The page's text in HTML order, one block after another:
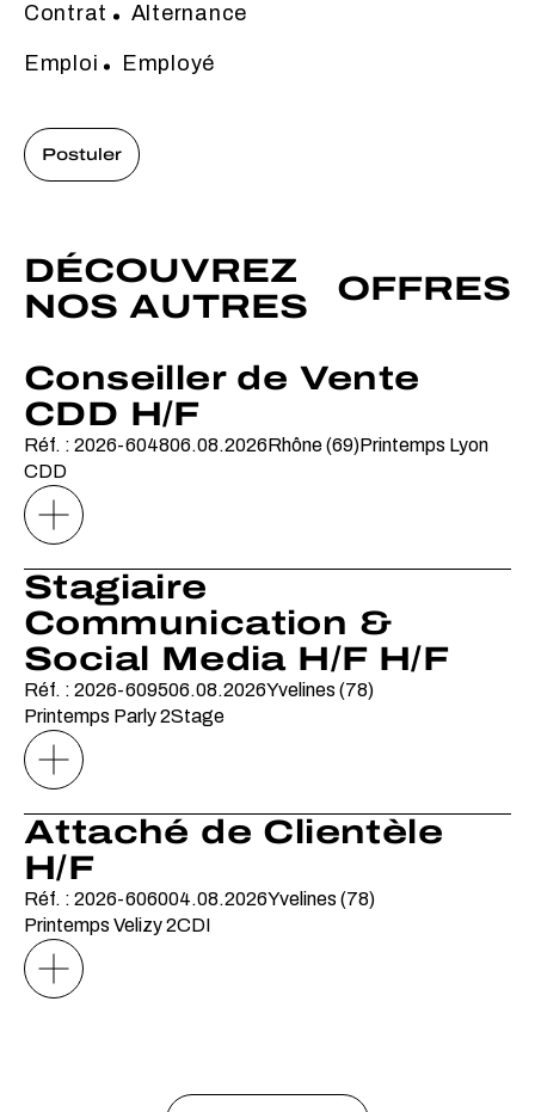
Contrat Alternance
Emploi Employé
Postuler
DÉCOUVREZ
NOS AUTRES
OFFRES
Conseiller de Vente
CDD H/F
Réf. : 2026-604806.08.2026Rhône (69)Printemps Lyon
CDD
Stagiaire
Communication &
Social Media H/F H/F
Réf. : 2026-609506.08.2026Yvelines (78)
Printemps Parly 2Stage
Attaché de Clientèle
H/F
Réf. : 2026-606004.08.2026Yvelines (78)
Printemps Velizy 2CDI